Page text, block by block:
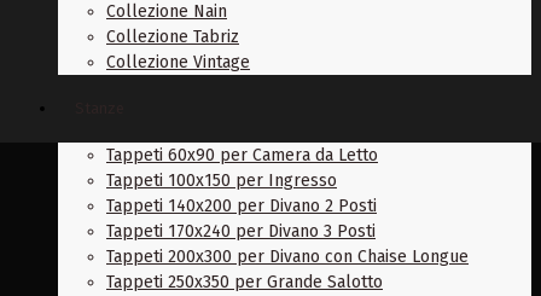
Collezione Nain
Collezione Tabriz
Collezione Vintage
Tappeti 60x90 per Camera da Letto
Tappeti 100x150 per Ingresso
Tappeti 140x200 per Divano 2 Posti
Tappeti 170x240 per Divano 3 Posti
Tappeti 200x300 per Divano con Chaise Longue
Tappeti 250x350 per Grande Salotto